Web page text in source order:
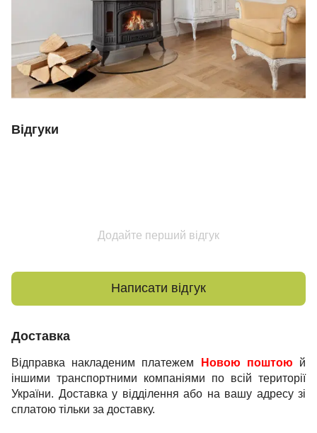
Відгуки
Додайте перший відгук
Написати відгук
Доставка
Відправка накладеним платежем Новою поштою й
іншими транспортними компаніями по всій території
України. Доставка у відділення або на вашу адресу зі
сплатою тільки за доставку.